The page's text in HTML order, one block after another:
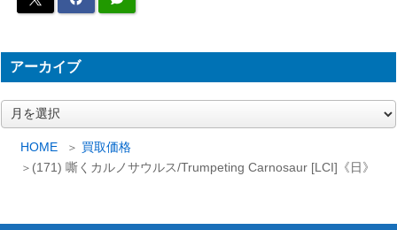
HOME
買取価格
(171) 嘶くカルノサウルス/Trumpeting Carnosaur [LCI]《日》
(269) 魂の洞窟/Cavern of Souls [LCI]
《日》
ン：失われ
し洞窟）
[Foil] 永久の水蓮/Timeless Lotus [DM
U]《日》
Wizards
ミナリア）
（ニクスへ
100
アーカイブ
ー